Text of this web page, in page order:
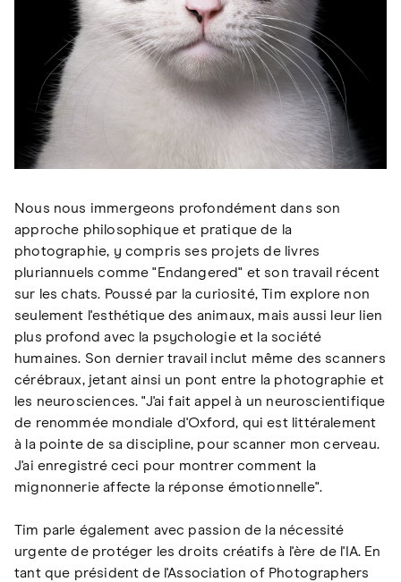
Nous nous immergeons profondément dans son
approche philosophique et pratique de la
photographie, y compris ses projets de livres
pluriannuels comme "Endangered" et son travail récent
sur les chats. Poussé par la curiosité, Tim explore non
seulement l'esthétique des animaux, mais aussi leur lien
plus profond avec la psychologie et la société
humaines. Son dernier travail inclut même des scanners
cérébraux, jetant ainsi un pont entre la photographie et
les neurosciences. "J'ai fait appel à un neuroscientifique
de renommée mondiale d'Oxford, qui est littéralement
à la pointe de sa discipline, pour scanner mon cerveau.
J'ai enregistré ceci pour montrer comment la
mignonnerie affecte la réponse émotionnelle".
Tim parle également avec passion de la nécessité
urgente de protéger les droits créatifs à l'ère de l'IA. En
tant que président de l'Association of Photographers